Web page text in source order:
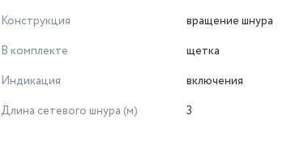
Конструкция
вращение шнура
В комплекте
щетка
Индикация
включения
Длина сетевого шнура (м)
3